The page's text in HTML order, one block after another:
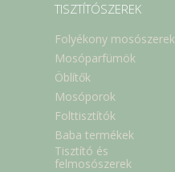
TISZTÍTÓSZEREK
Folyékony mosószerek
Mosóparfümök
Öblítők
Mosóporok
Folttisztítók
Baba termékek
Tisztító és
felmosószerek